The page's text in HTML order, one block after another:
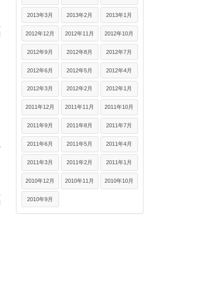
2013年3月 2013年2月 2013年1月
2012年12月 2012年11月 2012年10月
2012年9月 2012年8月 2012年7月
2012年6月 2012年5月 2012年4月
2012年3月 2012年2月 2012年1月
2011年12月 2011年11月 2011年10月
2011年9月 2011年8月 2011年7月
2011年6月 2011年5月 2011年4月
2011年3月 2011年2月 2011年1月
2010年12月 2010年11月 2010年10月
2010年9月